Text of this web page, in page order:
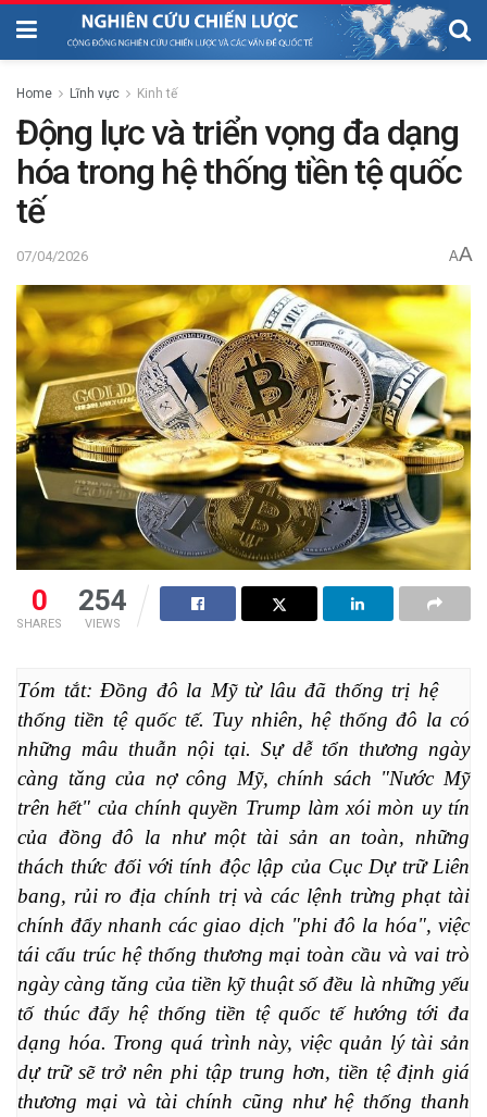
Home Lĩnh vực Kinh tế
Động lực và triển vọng đa dạng
hóa trong hệ thống tiền tệ quốc
tế
07/04/2026 AA
0
SHARES
254
VIEWS
Tóm tắt: Đồng đô la Mỹ từ lâu đã thống trị hệ
thống tiền tệ quốc tế. Tuy nhiên, hệ thống đô la có
những mâu thuẫn nội tại. Sự dễ tổn thương ngày
càng tăng của nợ công Mỹ, chính sách "Nước Mỹ
trên hết" của chính quyền Trump làm xói mòn uy tín
của đồng đô la như một tài sản an toàn, những
thách thức đối với tính độc lập của Cục Dự trữ Liên
bang, rủi ro địa chính trị và các lệnh trừng phạt tài
chính đẩy nhanh các giao dịch "phi đô la hóa", việc
tái cấu trúc hệ thống thương mại toàn cầu và vai trò
ngày càng tăng của tiền kỹ thuật số đều là những yếu
tố thúc đẩy hệ thống tiền tệ quốc tế hướng tới đa
dạng hóa. Trong quá trình này, việc quản lý tài sản
dự trữ sẽ trở nên phi tập trung hơn, tiền tệ định giá
thương mại và tài chính cũng như hệ thống thanh